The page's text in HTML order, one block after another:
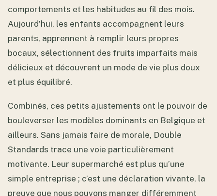
comportements et les habitudes au fil des mois.
Aujourd’hui, les enfants accompagnent leurs
parents, apprennent à remplir leurs propres
bocaux, sélectionnent des fruits imparfaits mais
délicieux et découvrent un mode de vie plus doux
et plus équilibré.
Combinés, ces petits ajustements ont le pouvoir de
bouleverser les modèles dominants en Belgique et
ailleurs. Sans jamais faire de morale, Double
Standards trace une voie particulièrement
motivante. Leur supermarché est plus qu’une
simple entreprise ; c’est une déclaration vivante, la
preuve que nous pouvons manger différemment